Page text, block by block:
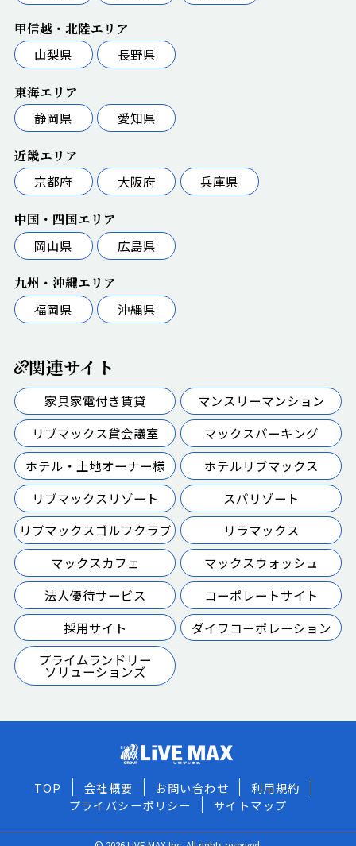
甲信越・北陸エリア
山梨県
長野県
東海エリア
静岡県
愛知県
近畿エリア
京都府
大阪府 兵庫県
中国・四国エリア
岡山県
広島県
九州・沖縄エリア
福岡県
沖縄県
関連サイト
家具家電付き賃貸
マンスリーマンション
リブマックス貸会議室
マックスパーキング
ホテル・土地オーナー様
ホテルリブマックス
リブマックスリゾート
スパリゾート
リブマックスゴルフクラブ
リラマックス
マックスカフェ
マックスウォッシュ
法人優待サービス
コーポレートサイト
採用サイト
ダイワコーポレーション
プライムランドリー
ソリューションズ
TOP 会社概要 お問い合わせ
利用規約
プライバシーポリシー
サイトマップ